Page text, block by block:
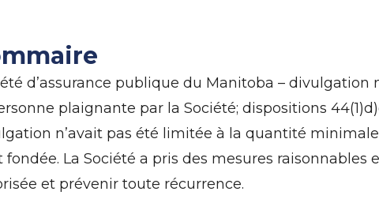
d’assurance publique du Manitoba –
plaignante par la Société; dispositions
n’avait pas été limitée à la quantité
fondée. La Société a pris des mesures
et prévenir toute récurrence.